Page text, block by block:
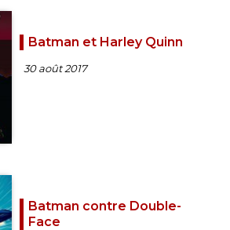
Batman et Harley Quinn
30 août 2017
Batman contre Double-
Face